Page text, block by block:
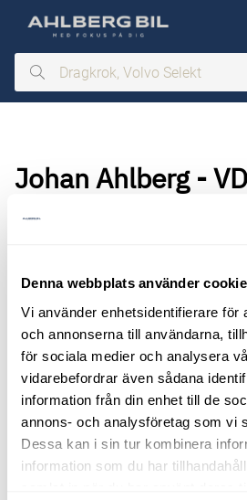
Denna webbplats använder
Vi använder enhetsidentifierare för
och annonserna till användarna,
för sociala medier och analysera
vidarebefordrar även sådana
information från din enhet till de
annons- och analysföretag som vi
Dessa kan i sin tur kombinera
information som du har
huvudinnehållet
Dragkrok,
Volvo
Johan Ahlberg -